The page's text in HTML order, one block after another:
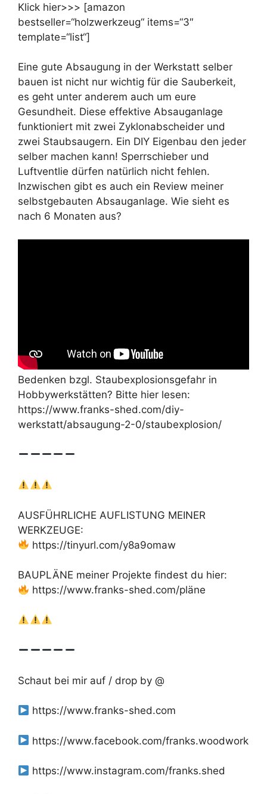
Klick hier>>> [amazon
bestseller=“holzwerkzeug“ items=“3″
template=“list“]
Eine gute Absaugung in der Werkstatt selber
bauen ist nicht nur wichtig für die Sauberkeit,
es geht unter anderem auch um eure
Gesundheit. Diese effektive Absauganlage
funktioniert mit zwei Zyklonabscheider und
zwei Staubsaugern. Ein DIY Eigenbau den jeder
selber machen kann! Sperrschieber und
Luftventlie dürfen natürlich nicht fehlen.
Inzwischen gibt es auch ein Review meiner
selbstgebauten Absauganlage. Wie sieht es
nach 6 Monaten aus?
Bedenken bzgl. Staubexplosionsgefahr in
Hobbywerkstätten? Bitte hier lesen:
https://www.franks-shed.com/diy-
werkstatt/absaugung-2-0/staubexplosion/
AUSFÜHRLICHE AUFLISTUNG MEINER
WERKZEUGE:
https://tinyurl.com/y8a9omaw
BAUPLÄNE meiner Projekte findest du hier:
https://www.franks-shed.com/pläne
Schaut bei mir auf / drop by @
https://www.franks-shed.com
https://www.facebook.com/franks.woodwork
https://www.instagram.com/franks.shed